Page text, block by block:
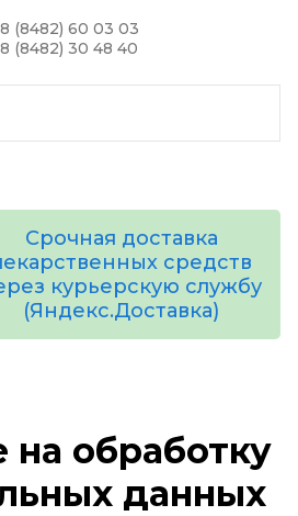
8 (8482) 60 03 03
8 (8482) 30 48 40
Срочная доставка
средств
курьерскую службу
(Яндекс.Доставка)
на обработку
данных